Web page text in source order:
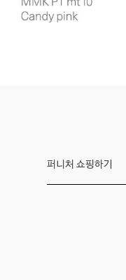
퍼니처 쇼핑하기